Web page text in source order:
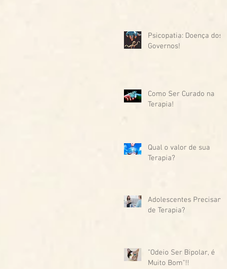
Psicopatia: Doença dos
Governos!
Como Ser Curado na
Terapia!
Qual o valor de sua
Terapia?
Adolescentes Precisam
de Terapia?
"Odeio Ser Bipolar, é
Muito Bom"!!